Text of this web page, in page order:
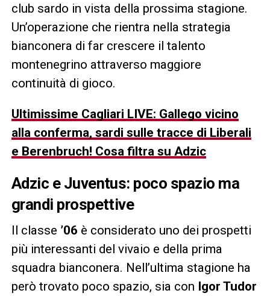
club sardo in vista della prossima stagione.
Un’operazione che rientra nella strategia
bianconera di far crescere il talento
montenegrino attraverso maggiore
continuità di gioco.
Ultimissime Cagliari LIVE: Gallego vicino
alla conferma, sardi sulle tracce di Liberali
e Berenbruch! Cosa filtra su Adzic
Adzic e Juventus: poco spazio ma
grandi prospettive
Il classe ’06 è considerato uno dei prospetti
più interessanti del vivaio e della prima
squadra bianconera. Nell’ultima stagione ha
però trovato poco spazio, sia con Igor Tudor